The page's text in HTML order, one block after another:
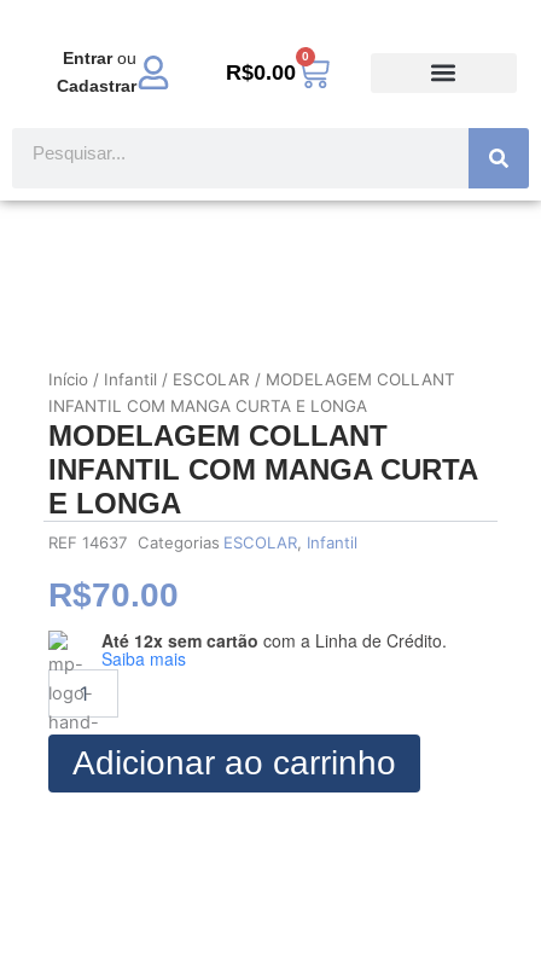
Entrarou
Cadastrar
R$0.00
0
Carrinho
Início / Infantil / ESCOLAR / MODELAGEM COLLANT
INFANTIL COM MANGA CURTA E LONGA
MODELAGEM COLLANT
INFANTIL COM MANGA CURTA
E LONGA
REF 14637 Categorias ESCOLAR Infantil
R$70.00
Até 12x sem cartão com a Linha de Crédito.
Saiba mais
MODELAGEM
COLLANT
INFANTIL
COM
MANGA
CURTA
E
Adicionar ao carrinho